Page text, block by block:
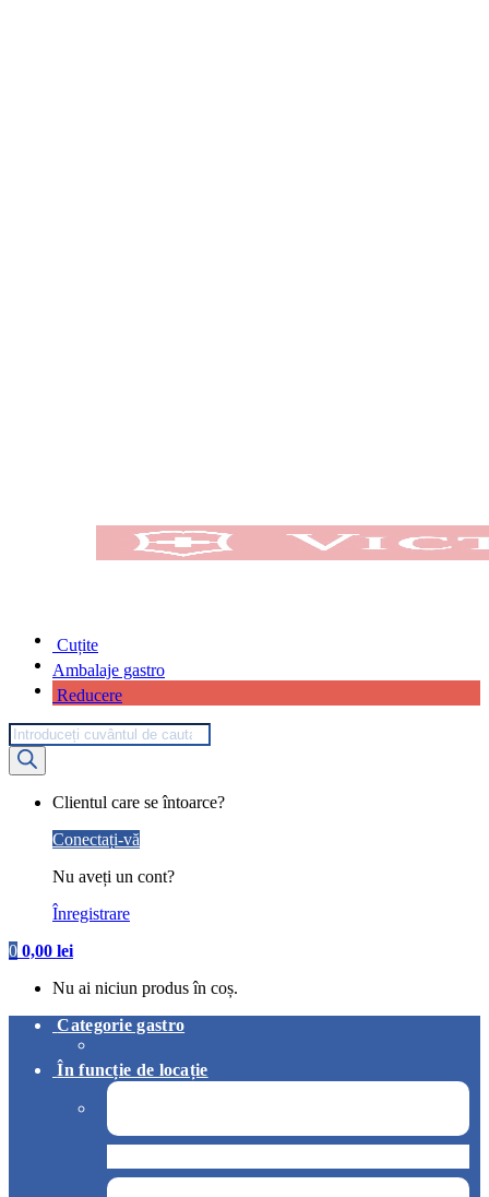
Cuțite
Ambalaje gastro
Reducere
Products
search
Clientul care se întoarce?
Conectați-vă
Nu aveți un cont?
Înregistrare
0 0,00 lei
Nu ai niciun produs în coș.
Categorie gastro
În funcție de locație